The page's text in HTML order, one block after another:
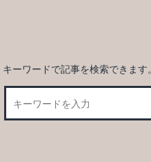
キーワードで記事を検索できます。